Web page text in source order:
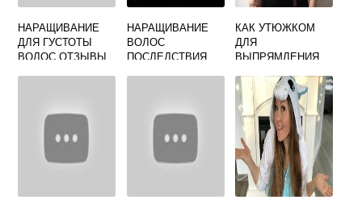
НАРАЩИВАНИЕ
ДЛЯ ГУСТОТЫ
ВОЛОС ОТЗЫВЫ
НАРАЩИВАНИЕ
ВОЛОС
ПОСЛЕДСТВИЯ
КАК УТЮЖКОМ
ДЛЯ
ВЫПРЯМЛЕНИЯ
ВОЛОСЫ